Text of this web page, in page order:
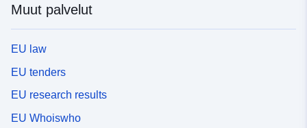
Muut palvelut
EU law
EU tenders
EU research results
EU Whoiswho